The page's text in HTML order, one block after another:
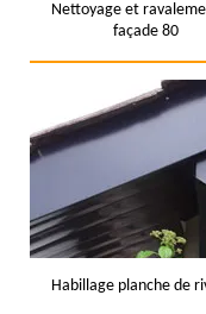
Nettoyage et
façade 80
Habillage planche de